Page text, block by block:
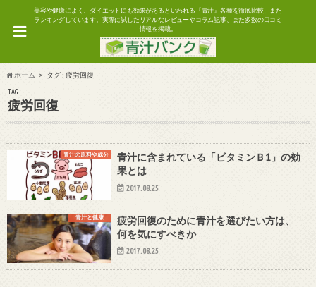
美容や健康によく、ダイエットにも効果があるといわれる『青汁』各種を徹底比較、また
ランキングしています。実際に試したリアルなレビューやコラム記事、また多数の口コミ
情報を掲載。
ホーム タグ : 疲労回復
TAG
疲労回復
青汁の原料や成分
青汁に含まれている「ビタミンＢ1」の効
果とは
2017.08.25
青汁と健康
疲労回復のために青汁を選びたい方は、
何を気にすべきか
2017.08.25